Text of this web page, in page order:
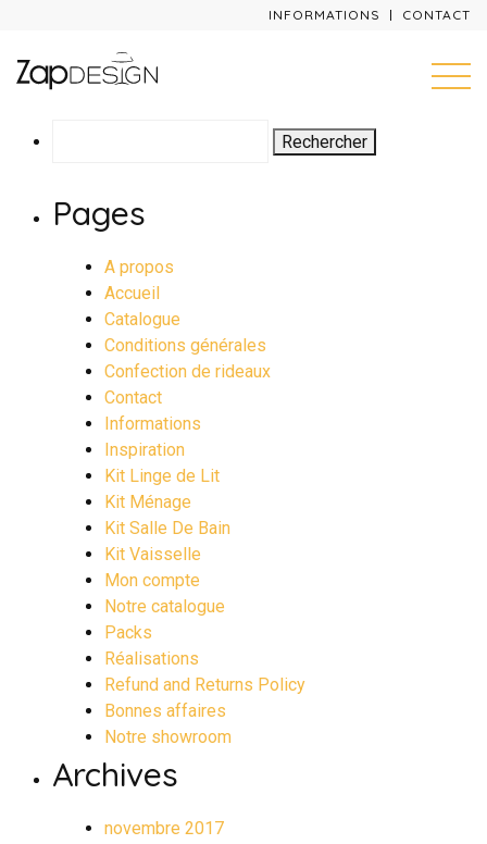
INFORMATIONS CONTACT
Pages
A propos
Accueil
Catalogue
Conditions générales
Confection de rideaux
Contact
Informations
Inspiration
Kit Linge de Lit
Kit Ménage
Kit Salle De Bain
Kit Vaisselle
Mon compte
Notre catalogue
Packs
Réalisations
Refund and Returns Policy
Bonnes affaires
Notre showroom
Archives
novembre 2017